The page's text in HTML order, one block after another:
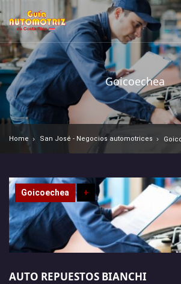
Goicoechea
Home San José - Negocios automotrices
Goicoechea +
AUTO REPUESTOS BIANCHI